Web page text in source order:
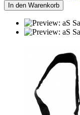
In den Warenkorb